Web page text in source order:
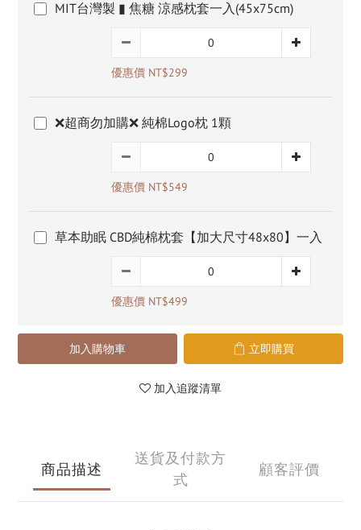
MIT台灣製 ▮ 焦糖 涼感枕套一入(45x75cm)
優惠價 NT$299
❌超商勿加購❌ 純棉Logo枕 1顆
優惠價 NT$549
草本助眠 CBD純棉枕套【加大尺寸48x80】一入
優惠價 NT$499
加入購物車 立即購買
加入追蹤清單
商品描述
送貨及付款方
式
顧客評價